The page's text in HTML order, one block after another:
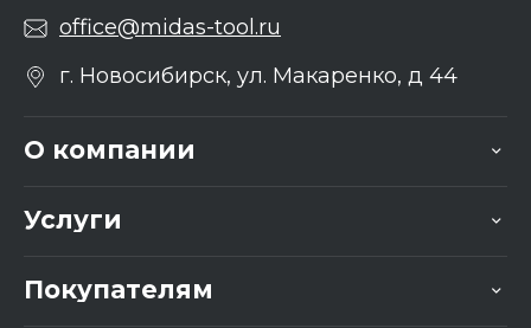
office@midas-tool.ru
г. Новосибирск, ул. Макаренко, д 44
О компании
Услуги
Покупателям